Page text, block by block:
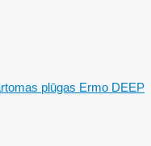
plūgas Ermo DEEP